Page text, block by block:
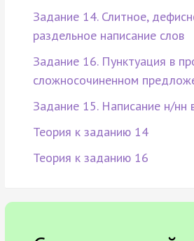
Задание 14. Слитное,
раздельное написание слов
Задание 16. Пунктуация в
сложносочиненном
Задание 15. Написание н/нн
Теория к заданию 14
Теория к заданию 16